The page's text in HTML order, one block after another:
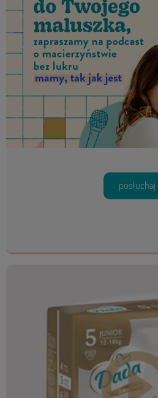
posłuchaj